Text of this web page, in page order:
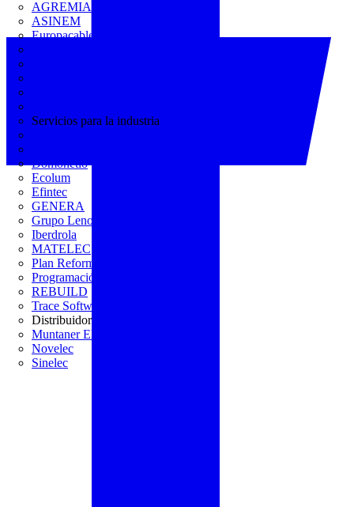
AGREMIA
ASINEM
Europacable
Servicios para la industria
Domonetio
Ecolum
Efintec
GENERA
Grupo Lenor
Iberdrola
MATELEC
Plan Reforma
Programación Integral
REBUILD
Trace Software
Distribuidor
Muntaner Electro
Novelec
Sinelec